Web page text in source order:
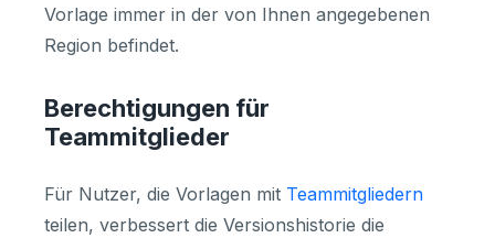
Vorlage immer in der von Ihnen angegebenen
Region befindet.
Berechtigungen für
Teammitglieder
Für Nutzer, die Vorlagen mit Teammitgliedern
teilen, verbessert die Versionshistorie die